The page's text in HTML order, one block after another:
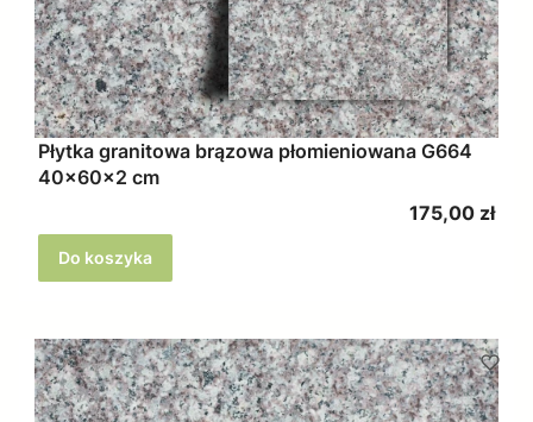
Płytka granitowa brązowa płomieniowana G664
40x60x2 cm
Cena
175,00 zł
Do koszyka